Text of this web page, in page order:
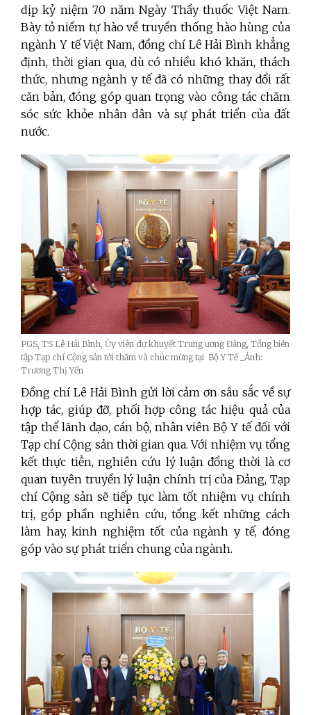
dịp kỷ niệm 70 năm Ngày Thầy thuốc Việt Nam.
Bày tỏ niềm tự hào về truyền thống hào hùng của
ngành Y tế Việt Nam, đồng chí Lê Hải Bình khẳng
định, thời gian qua, dù có nhiều khó khăn, thách
thức, nhưng ngành y tế đã có những thay đổi rất
căn bản, đóng góp quan trọng vào công tác chăm
sóc sức khỏe nhân dân và sự phát triển của đất
nước.
PGS, TS Lê Hải Bình, Ủy viên dự khuyết Trung ương Đảng, Tổng biên
tập Tạp chí Cộng sản tới thăm và chúc mừng tại Bộ Y Tế _Ảnh:
Trương Thị Yến
Đồng chí Lê Hải Bình gửi lời cảm ơn sâu sắc về sự
hợp tác, giúp đỡ, phối hợp công tác hiệu quả của
tập thể lãnh đạo, cán bộ, nhân viên Bộ Y tế đối với
Tạp chí Cộng sản thời gian qua. Với nhiệm vụ tổng
kết thực tiễn, nghiên cứu lý luận đồng thời là cơ
quan tuyên truyền lý luận chính trị của Đảng, Tạp
chí Cộng sản sẽ tiếp tục làm tốt nhiệm vụ chính
trị, góp phần nghiên cứu, tổng kết những cách
làm hay, kinh nghiệm tốt của ngành y tế, đóng
góp vào sự phát triển chung của ngành.